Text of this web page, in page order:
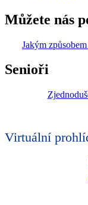
Můžete nás
Jakým
Senioři
Virtuální